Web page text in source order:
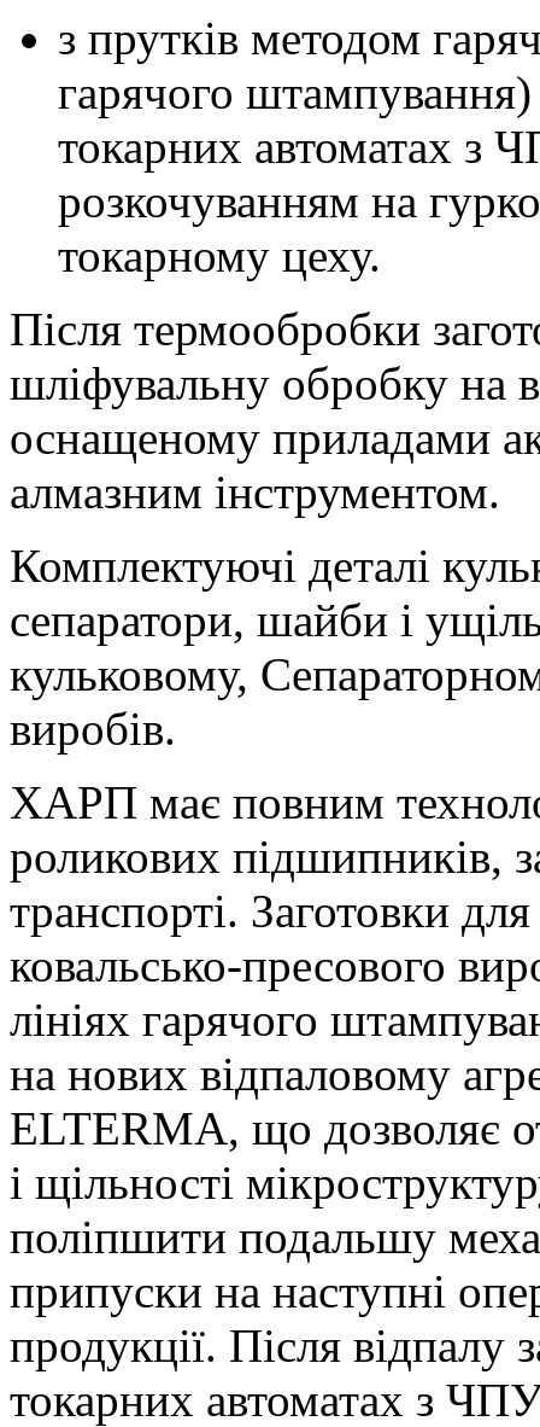
з прутків методом
гарячого
токарних автоматах з
розкочуванням на
токарному цеху.
Після термообробки
шліфувальну обробку на
оснащеному приладами
алмазним інструментом.
Комплектуючі деталі
сепаратори, шайби і
кульковому,
виробів.
ХАРП має повним
роликових підшипників,
транспорті. Заготовки
ковальсько-пресового
лініях гарячого
на нових відпаловому
ELTERMA, що дозволяє
і щільності
поліпшити подальшу
припуски на наступні
продукції. Після відпалу
токарних автоматах з